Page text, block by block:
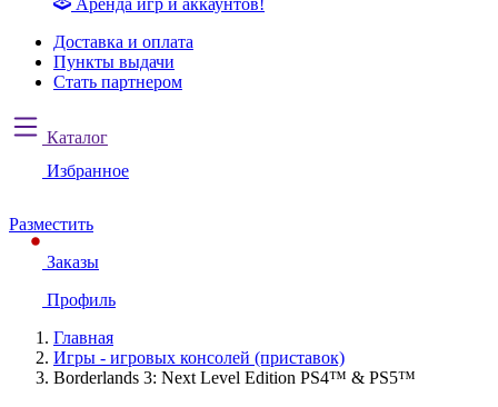
Аренда игр и аккаунтов!
Доставка и оплата
Пункты выдачи
Стать партнером
Каталог
Избранное
Разместить
Заказы
Профиль
Главная
Игры - игровых консолей (приставок)
Borderlands 3: Next Level Edition PS4™ & PS5™